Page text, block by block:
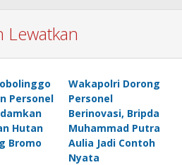
Lewatkan
Personel
Hutan
Bromo
Wakapolri Dorong
Personel
Berinovasi, Bripda
Muhammad Putra
Aulia Jadi Contoh
Nyata